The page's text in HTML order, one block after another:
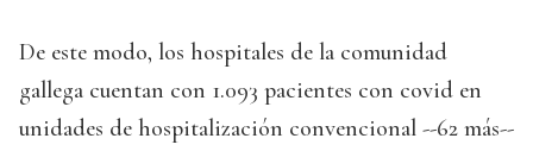
De este modo, los hospitales de la comunidad
gallega cuentan con 1.093 pacientes con covid en
unidades de hospitalización convencional --62 más--